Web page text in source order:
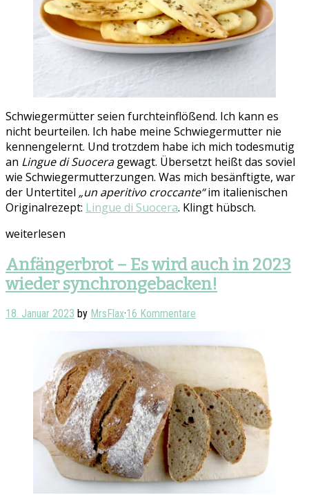
Schwiegermütter seien furchteinflößend. Ich kann es
nicht beurteilen. Ich habe meine Schwiegermutter nie
kennengelernt. Und trotzdem habe ich mich todesmutig
an Lingue di Suoceragewagt. Übersetzt heißt das soviel
wie Schwiegermutterzungen. Was mich besänftigte, war
der Untertitel „un aperitivo croccante“im italienischen
Originalrezept: Lingue di Suocera. Klingt hübsch.
weiterlesen
Anfängerbrot – Es wird auch in 2023
wieder synchrongebacken!
18. Januar 2023 by MrsFlax·16 Kommentare